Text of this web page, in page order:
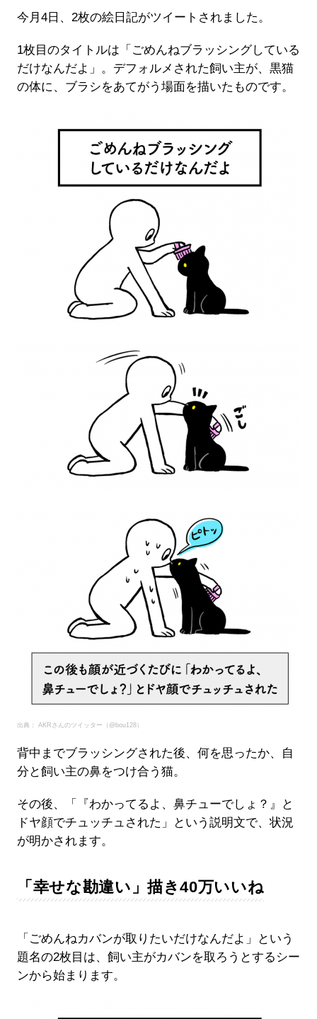
今月4日、2枚の絵日記がツイートされました。
1枚目のタイトルは「ごめんねブラッシングしている
だけなんだよ」。デフォルメされた飼い主が、黒猫
の体に、ブラシをあてがう場面を描いたものです。
出典： AKRさんのツイッター（@bou128）
背中までブラッシングされた後、何を思ったか、自
分と飼い主の鼻をつけ合う猫。
その後、「『わかってるよ、鼻チューでしょ？』と
ドヤ顔でチュッチュされた」という説明文で、状況
が明かされます。
「幸せな勘違い」描き40万いいね
「ごめんねカバンが取りたいだけなんだよ」という
題名の2枚目は、飼い主がカバンを取ろうとするシー
ンから始まります。